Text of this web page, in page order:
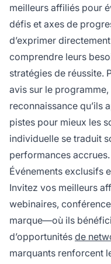
meilleurs affiliés pour
défis et axes de
d’exprimer
comprendre leurs
stratégies de réussite.
avis sur le
reconnaissance qu’ils
pistes pour mieux les
individuelle se traduit
performances accrues.
Événements exclusifs
Invitez vos meilleurs
webinaires,
marque—où ils
d’opportunités de
marquants renforcent